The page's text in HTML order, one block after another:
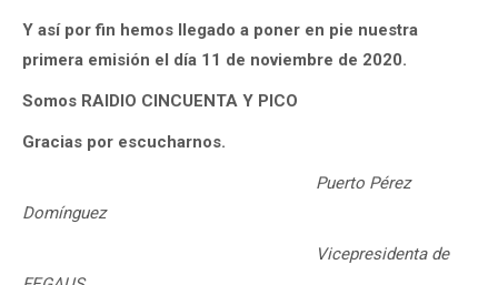
Y así por fin hemos llegado a poner en pie nuestra
primera emisión el día 11 de noviembre de 2020.
Somos RAIDIO CINCUENTA Y PICO
Gracias por escucharnos.
Puerto Pérez
Domínguez
Vicepresidenta de